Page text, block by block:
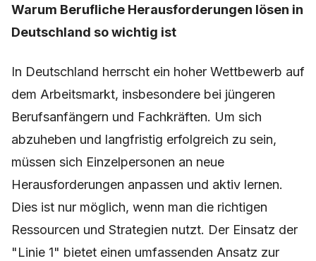
Warum Berufliche Herausforderungen lösen in
Deutschland so wichtig ist
In Deutschland herrscht ein hoher Wettbewerb auf
dem Arbeitsmarkt, insbesondere bei jüngeren
Berufsanfängern und Fachkräften. Um sich
abzuheben und langfristig erfolgreich zu sein,
müssen sich Einzelpersonen an neue
Herausforderungen anpassen und aktiv lernen.
Dies ist nur möglich, wenn man die richtigen
Ressourcen und Strategien nutzt. Der Einsatz der
"Linie 1" bietet einen umfassenden Ansatz zur